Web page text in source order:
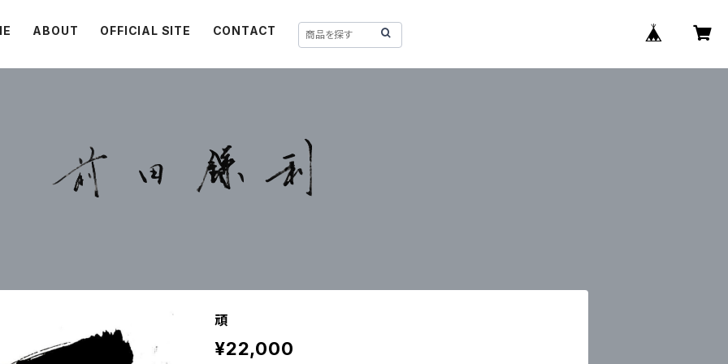
ABOUT OFFICIAL SITE CONTACT
頑
¥22,000